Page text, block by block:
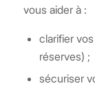
vous aider à :
clarifier
réserves) ;
sécuriser